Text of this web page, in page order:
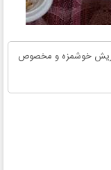
ریش خوشمزه و مخصوص